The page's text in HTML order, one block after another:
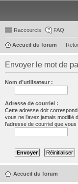
Raccourcis FAQ
Accueil du forum
Envoyer le mot de
Nom d’utilisateur :
Adresse de courriel :
Cette adresse doit
vous ne l’avez jamais modifié
l’adresse de courriel que
Accueil du forum